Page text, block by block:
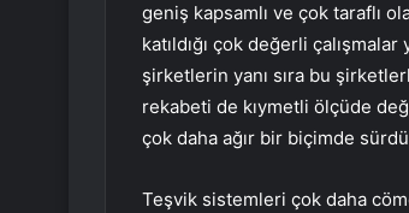
geniş kapsamlı ve çok taraflı
katıldığı çok değerli
şirketlerin yanı sıra bu
rekabeti de kıymetli ölçüde
çok daha ağır bir biçimde
Teşvik sistemleri çok daha